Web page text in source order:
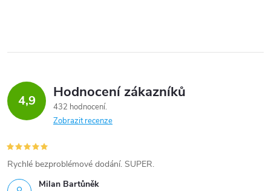
4,9 Hodnocení zákazníků
432 hodnocení
Zobrazit recenze
Milan Bartůněk
Rychlé bezproblémové dodání. SUPER.